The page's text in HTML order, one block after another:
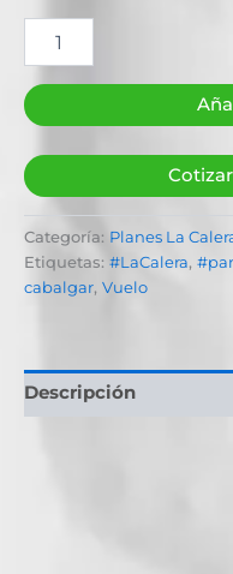
Categoría: Planes La
Etiquetas: #LaCalera,
cabalgar, Vuelo
Descripción